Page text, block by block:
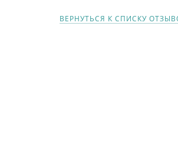
ВЕРНУТЬСЯ К СПИСКУ